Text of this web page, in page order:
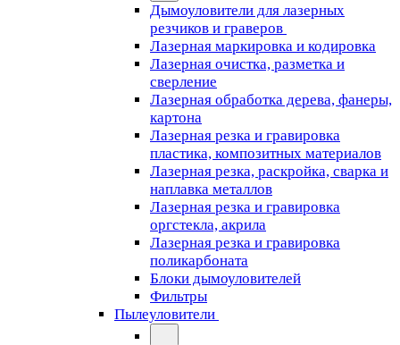
Дымоуловители для лазерных
резчиков и граверов
Лазерная маркировка и кодировка
Лазерная очистка, разметка и
сверление
Лазерная обработка дерева, фанеры,
картона
Лазерная резка и гравировка
пластика, композитных материалов
Лазерная резка, раскройка, сварка и
наплавка металлов
Лазерная резка и гравировка
оргстекла, акрила
Лазерная резка и гравировка
поликарбоната
Блоки дымоуловителей
Фильтры
Пылеуловители